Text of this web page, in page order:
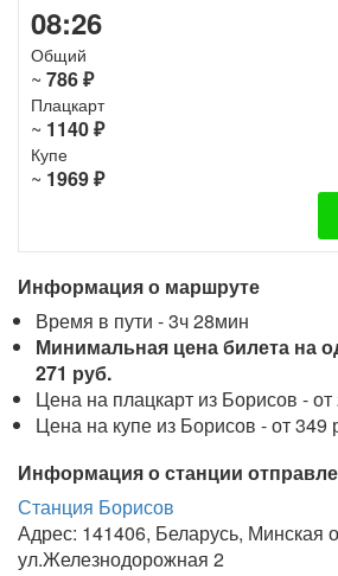
08:26
Общий
~ 786 ₽
Плацкарт
~ 1140 ₽
Купе
~ 1969 ₽
Информация о маршруте
Время в пути - 3ч 28мин
Минимальная цена билета на
271 руб.
Цена на плацкарт из Борисов - от
Цена на купе из Борисов - от 349
Информация о станции
Станция Борисов
Адрес: 141406, Беларусь, Минская
ул.Железнодорожная 2